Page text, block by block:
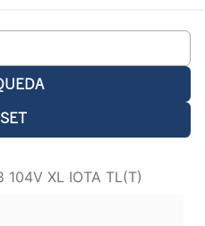
104V XL IOTA TL(T)